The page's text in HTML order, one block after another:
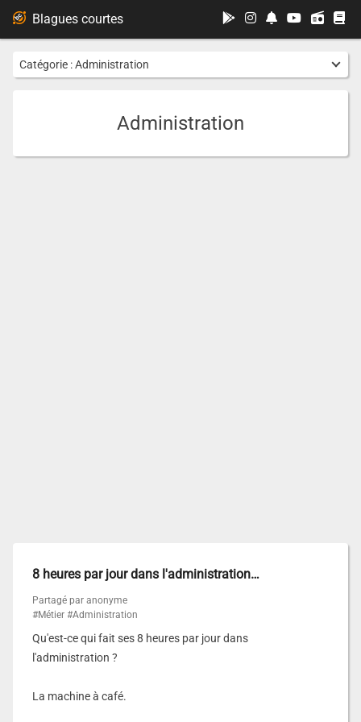
Catégorie :Administration
Administration
8 heures par jour dans l'administration…
Partagé par anonyme
#Métier #Administration
Qu'est-ce qui fait ses 8 heures par jour dans
l'administration ?
La machine à café.
Blagues courtes